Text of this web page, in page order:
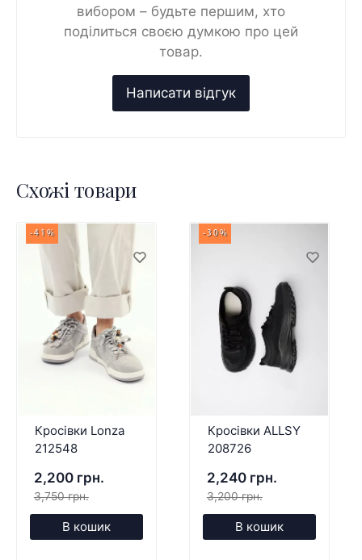
вибором – будьте першим, хто
поділиться своєю думкою про цей
товар.
Схожі товари
-41%
Кросівки Lonza
212548
2,200 грн.
3,750 грн.
В кошик
-30%
Кросівки ALLSY
208726
2,240 грн.
3,200 грн.
В кошик